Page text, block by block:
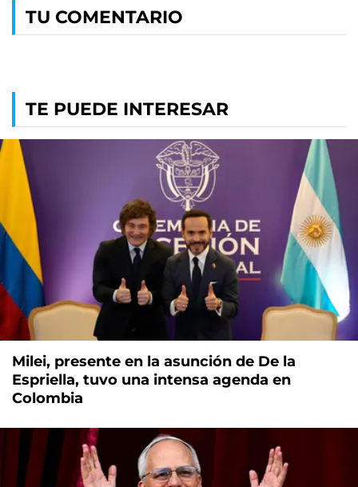
TU COMENTARIO
TE PUEDE INTERESAR
Milei, presente en la asunción de De la
Espriella, tuvo una intensa agenda en
Colombia